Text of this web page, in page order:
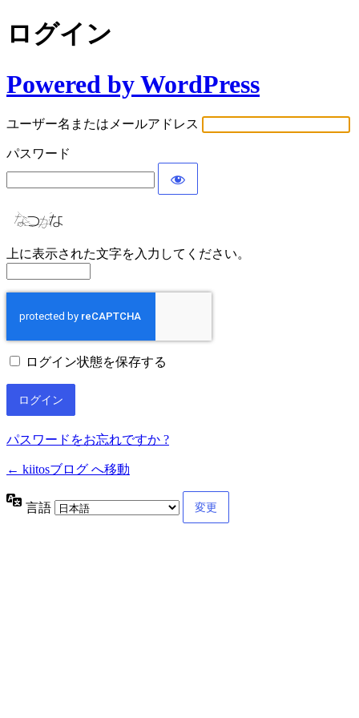
ログイン
Powered by WordPress
ユーザー名またはメールアドレス
パスワード
上に表示された文字を入力してください。
ログイン状態を保存する
パスワードをお忘れですか ?
← kiitosブログ へ移動
言語